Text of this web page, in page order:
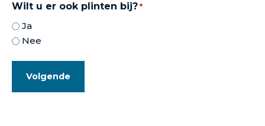
Wilt u er ook plinten bij? *
Ja
Nee